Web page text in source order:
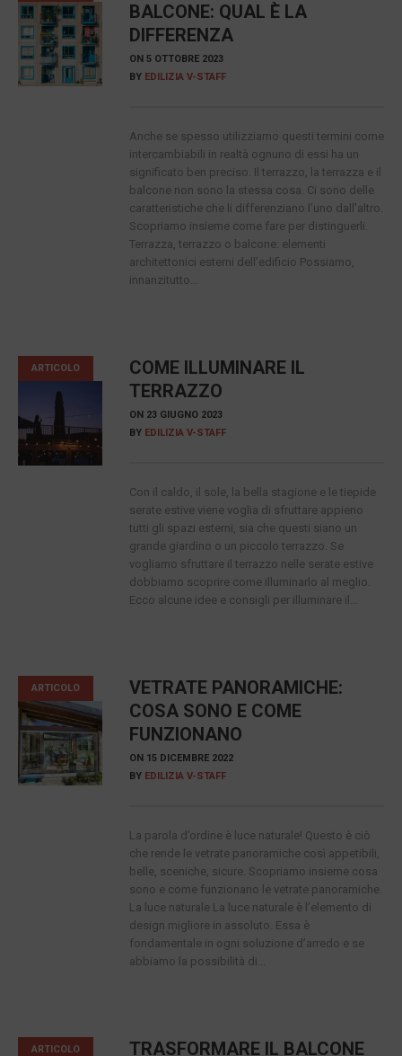
BALCONE: QUAL È LA
DIFFERENZA
ON 5 OTTOBRE 2023
BY EDILIZIA V-STAFF
Anche se spesso utilizziamo questi termini come
intercambiabili in realtà ognuno di essi ha un
significato ben preciso. Il terrazzo, la terrazza e il
balcone non sono la stessa cosa. Ci sono delle
caratteristiche che li differenziano l’uno dall’altro.
Scopriamo insieme come fare per distinguerli.
Terrazza, terrazzo o balcone: elementi
architettonici esterni dell’edificio Possiamo,
innanzitutto...
ARTICOLO
COME ILLUMINARE IL
TERRAZZO
ON 23 GIUGNO 2023
BY EDILIZIA V-STAFF
Con il caldo, il sole, la bella stagione e le tiepide
serate estive viene voglia di sfruttare appieno
tutti gli spazi esterni, sia che questi siano un
grande giardino o un piccolo terrazzo. Se
vogliamo sfruttare il terrazzo nelle serate estive
dobbiamo scoprire come illuminarlo al meglio.
Ecco alcune idee e consigli per illuminare il...
ARTICOLO
VETRATE PANORAMICHE:
COSA SONO E COME
FUNZIONANO
ON 15 DICEMBRE 2022
BY EDILIZIA V-STAFF
La parola d’ordine è luce naturale! Questo è ciò
che rende le vetrate panoramiche così appetibili,
belle, sceniche, sicure. Scopriamo insieme cosa
sono e come funzionano le vetrate panoramiche.
La luce naturale La luce naturale è l’elemento di
design migliore in assoluto. Essa è
fondamentale in ogni soluzione d’arredo e se
abbiamo la possibilità di...
ARTICOLO
TRASFORMARE IL BALCONE